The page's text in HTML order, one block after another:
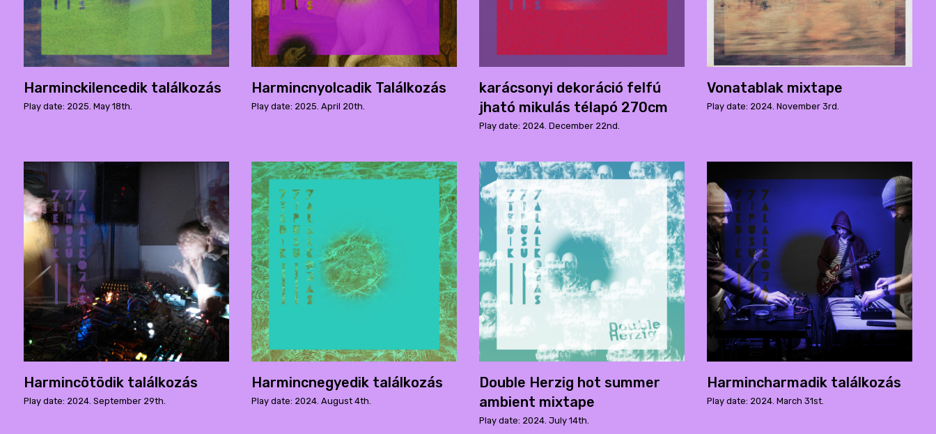
Harminckilencedik találkozás
Play date: 2025. May 18th.
Harmincnyolcadik Találkozás
Play date: 2025. April 20th.
kar​á​csonyi dekor​á​ció felf​ú​
jható mikul​á​s t​é​lapó 270cm
Play date: 2024. December 22nd.
Vonatablak mixtape
Play date: 2024. November 3rd.
Harmincötödik találkozás
Play date: 2024. September 29th.
Harmincnegyedik találkozás
Play date: 2024. August 4th.
Double Herzig hot summer
ambient mixtape
Play date: 2024. July 14th.
Harmincharmadik találkozás
Play date: 2024. March 31st.